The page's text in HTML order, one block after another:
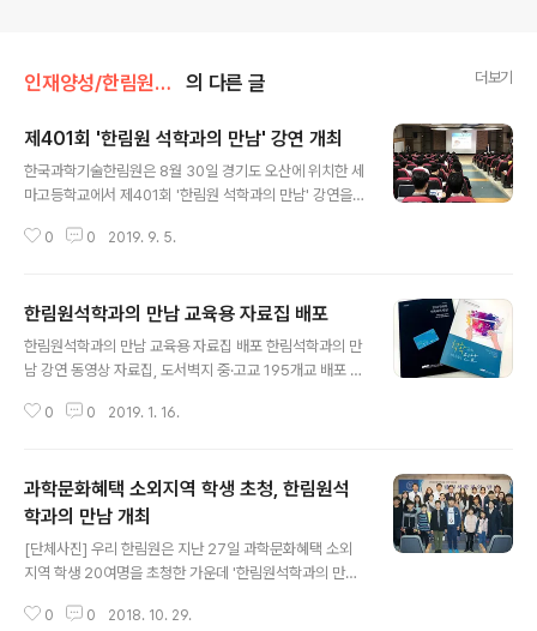
인재양성/한림원석학과의 만남 의 다른 글 더보기
제401회 '한림원 석학과의 만남' 강연 개최
한국과학기술한림원은 8월 30일 경기도 오산에 위치한 세
마고등학교에서 제401회 '한림원 석학과의 만남' 강연을
(이학부 종신회원)는 '화학이 가져다 준 신비한 세계: 고분
참석했다. 한림원 석학과의 만남은 한림원의 대표적인 과
학기술인재양성사업으로 일선 학교에서 한림원으로 강연
을 신청하면, 한림원 석학들이 직접 중·고등학교를 방문하
프로그램이다.
0 0 2019. 9. 5.
한림원석학과의 만남 교육용 자료집 배포
한림원석학과의 만남 교육용 자료집 배포 한림석학과의 만
남 강연 동영상 자료집, 도서벽지 중·고교 195개교 배포 과
사업의 일환으로 수행된 ‘한림원석학과의 만남’ 강연 동영
소외지역 학생들이 최근 과학기술동향에 대한 과학기술 석
학들의 강연 수혜와 교육을 받을 수 있도록 하기위해 제작·
배포되었다. 자료집은 2018년 YTN Science TV를 통
해 방영된 방송분 4편과 2017년 방송분 2편에 대한 강연
동영상이 포함된 USB와 통합강연자료집으로 구성되어 있
다. 강연내용은 ▲산업 생명공학(최양도 한림원 농수산학
0 0 2019. 1. 16.
과학문화혜택 소외지역 학생 초청, 한림원석
학과의 만남 개최
[단체사진] 우리 한림원은 지난 27일 과학문화혜택 소외
지역 학생 20여명을 초청한 가운데 '한림원석학과의 만남'
동센터 학생들이 한림원을 방문해 한림원 소개 및 과학마
0 0 2018. 10. 29.